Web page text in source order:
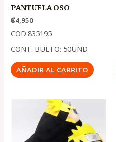
PANTUFLA OSO
₡4,950
COD:835195
CONT. BULTO: 50UND
AÑADIR AL CARRITO